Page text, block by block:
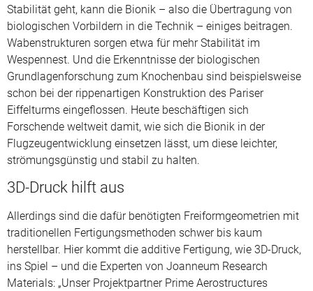
Stabilität geht, kann die Bionik – also die Übertragung von
biologischen Vorbildern in die Technik – einiges beitragen.
Wabenstrukturen sorgen etwa für mehr Stabilität im
Wespennest. Und die Erkenntnisse der biologischen
Grundlagenforschung zum Knochenbau sind beispielsweise
schon bei der rippenartigen Konstruktion des Pariser
Eiffelturms eingeflossen. Heute beschäftigen sich
Forschende weltweit damit, wie sich die Bionik in der
Flugzeugentwicklung einsetzen lässt, um diese leichter,
strömungsgünstig und stabil zu halten.
3D-Druck hilft aus
Allerdings sind die dafür benötigten Freiformgeometrien mit
traditionellen Fertigungsmethoden schwer bis kaum
herstellbar. Hier kommt die additive Fertigung, wie 3D-Druck,
ins Spiel – und die Experten von Joanneum Research
Materials: „Unser Projektpartner Prime Aerostructures